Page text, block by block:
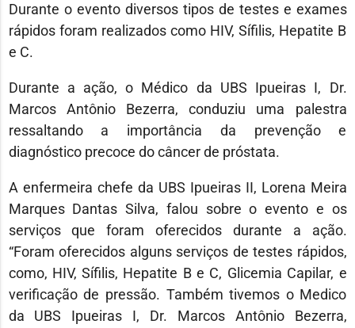
Durante o evento diversos tipos de testes e exames
rápidos foram realizados como HIV, Sífilis, Hepatite B
e C.
Durante a ação, o Médico da UBS Ipueiras I, Dr.
Marcos Antônio Bezerra, conduziu uma palestra
ressaltando a importância da prevenção e
diagnóstico precoce do câncer de próstata.
A enfermeira chefe da UBS Ipueiras II, Lorena Meira
Marques Dantas Silva, falou sobre o evento e os
serviços que foram oferecidos durante a ação.
“Foram oferecidos alguns serviços de testes rápidos,
como, HIV, Sífilis, Hepatite B e C, Glicemia Capilar, e
verificação de pressão. Também tivemos o Medico
da UBS Ipueiras I, Dr. Marcos Antônio Bezerra,